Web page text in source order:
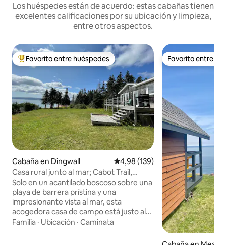
Los huéspedes están de acuerdo: estas cabañas tienen
excelentes calificaciones por su ubicación y limpieza,
entre otros aspectos.
Favorito entre los huéspedes más destacados
Favorito entre huéspedes
Cabaña en Dingwall Calificación promedio: 4,98 de
4,98 (139)
Casa rural junto al mar; Cabot Trail,
Cabo Bretón
Solo en un acantilado boscoso sobre una
playa de barrera prístina y una
impresionante vista al mar, esta
acogedora casa de campo está justo al
lado del sendero Cabot en el norte de
Familia · Ubicación · Caminata
Favorito entre
Favorito entre